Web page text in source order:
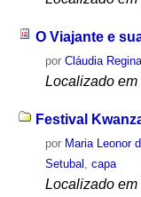
O Viajante e
porCláudia Regina
Localizado em
Festival
por Maria Leonor
Setubal ,capa
Localizado em